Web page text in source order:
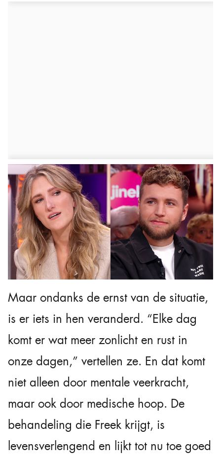
Maar ondanks de ernst van de situatie,
is er iets in hen veranderd. “Elke dag
komt er wat meer zonlicht en rust in
onze dagen,” vertellen ze. En dat komt
niet alleen door mentale veerkracht,
maar ook door medische hoop. De
behandeling die Freek krijgt, is
levensverlengend en lijkt tot nu toe goed